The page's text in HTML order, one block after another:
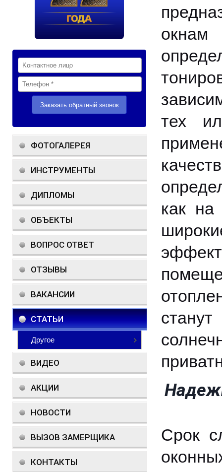
ФОТОГАЛЕРЕЯ
ИНСТРУМЕНТЫ
ДИПЛОМЫ
ОБЪЕКТЫ
ВОПРОС ОТВЕТ
ОТЗЫВЫ
ВАКАНСИИ
СТАТЬИ
Другое
ВИДЕО
АКЦИИ
НОВОСТИ
ВЫЗОВ ЗАМЕРЩИКА
КОНТАКТЫ
тех
как
Срок